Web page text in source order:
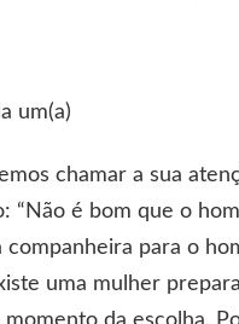
um(a)
chamar a sua
“Não é bom que o
companheira para o
uma mulher
da escolha.